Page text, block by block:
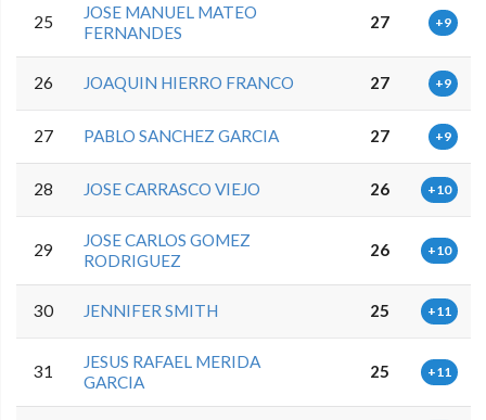
25
JOSE MANUEL MATEO
FERNANDES
27 +9
26 JOAQUIN HIERRO FRANCO 27 +9
27 PABLO SANCHEZ GARCIA 27 +9
28 JOSE CARRASCO VIEJO 26 +10
29
JOSE CARLOS GOMEZ
RODRIGUEZ
26 +10
30 JENNIFER SMITH 25 +11
31
JESUS RAFAEL MERIDA
GARCIA
25 +11